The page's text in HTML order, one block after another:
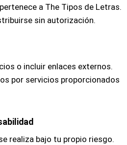
a The Tipos de Letras.
sin autorización.
o incluir enlaces externos.
por servicios proporcionados
realiza bajo tu propio riesgo.